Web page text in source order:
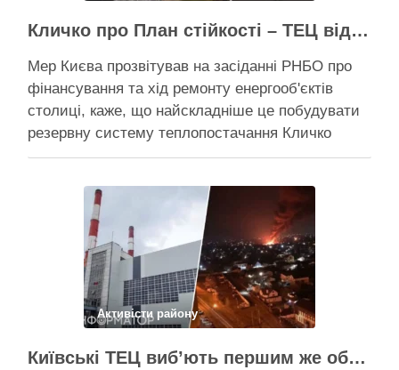
Кличко про План стійкості – ТЕЦ відновили вже на 65%, будується захист ІІ рівня
Мер Києва прозвітував на засіданні РНБО про
фінансування та хід ремонту енергооб'єктів
столиці, каже, що найскладніше це побудувати
резервну систему теплопостачання Кличко
розповів про виконання Плану стійкості Києва на
пошкоджених енергооб’єктів на 65%, а на
потреби Плану стійкості столиця залучила
понад 10 млрд грн, …
Поділитися у соцмережах:
Активісти району
Київські ТЕЦ виб’ють першим же обстрілом, План стійкості не спрацює – депутат Київради Ємець